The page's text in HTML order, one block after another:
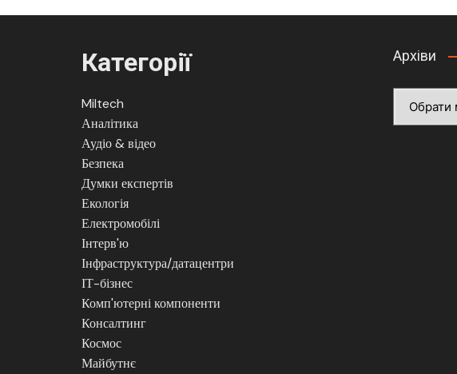
Категорії
Miltech
Аналітика
Аудіо & відео
Безпека
Думки експертів
Екологія
Електромобілі
Інтерв'ю
Інфраструктура/датацентри
ІТ-бізнес
Комп'ютерні компоненти
Консалтинг
Космос
Майбутнє
Архіви